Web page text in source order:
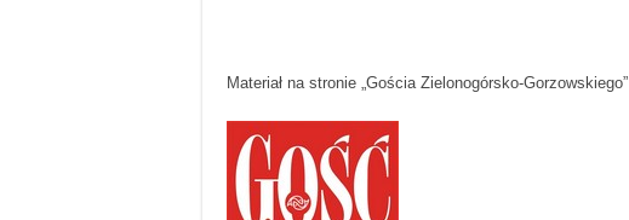
Materiał na stronie „Gościa Zielonogórsko-Gorzowskiego”